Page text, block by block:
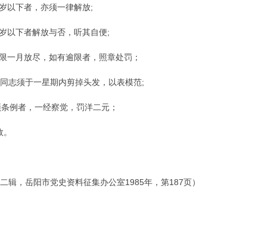
以下者，亦须一律解放;
以下者解放与否，听其自便;
一月放尽，如有逾限者，照章处罚；
志须于一星期内剪掉头发，以表模范;
例者，一经察觉，罚洋二元；
辑，岳阳市党史资料征集办公室1985年，第187页）